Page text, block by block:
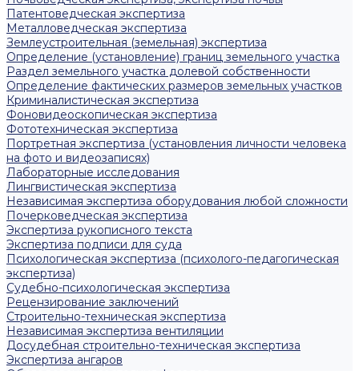
Патентоведческая экспертиза
Металловедческая экспертиза
Землеустроительная (земельная) экспертиза
Определение (установление) границ земельного участка
Раздел земельного участка долевой собственности
Определение фактических размеров земельных участков
Криминалистическая экспертиза
Фоновидеоскопическая экспертиза
Фототехническая экспертиза
Портретная экспертиза (установления личности человека
на фото и видеозаписях)
Лабораторные исследования
Лингвистическая экспертиза
Независимая экспертиза оборудования любой сложности
Почерковедческая экспертиза
Экспертиза рукописного текста
Экспертиза подписи для суда
Психологическая экспертиза (психолого-педагогическая
экспертиза)
Судебно-психологическая экспертиза
Рецензирование заключений
Строительно-техническая экспертиза
Независимая экспертиза вентиляции
Досудебная строительно-техническая экспертиза
Экспертиза ангаров